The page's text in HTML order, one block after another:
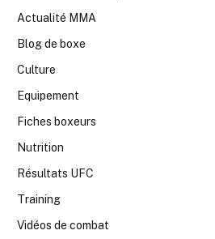
Actualité MMA
Blog de boxe
Culture
Equipement
Fiches boxeurs
Nutrition
Résultats UFC
Training
Vidéos de combat